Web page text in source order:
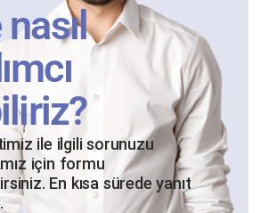
ile ilgili sorunuzu
için formu
En kısa sürede yanıt